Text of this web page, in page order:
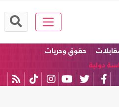
حقوق وحريات
دولية